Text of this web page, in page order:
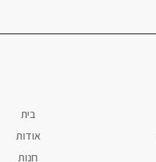
בית
אודות
חנות